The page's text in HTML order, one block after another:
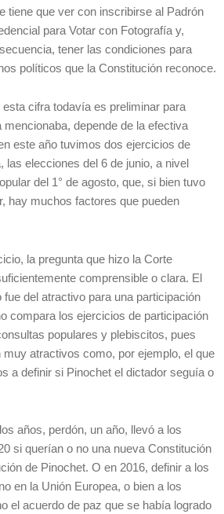
tiene que ver con inscribirse al Padrón
para Votar con Fotografía y,
tener las condiciones para
políticos que la Constitución reconoce.
cifra todavía es preliminar para
depende de la efectiva
este año tuvimos dos ejercicios de
las elecciones del 6 de junio, a nivel
del 1° de agosto, que, si bien tuvo
hay muchos factores que pueden
la pregunta que hizo la Corte
comprensible o clara. El
del atractivo para una participación
compara los ejercicios de participación
populares y plebiscitos, pues
muy atractivos como, por ejemplo, el que
a definir si Pinochet el dictador seguía o
años, perdón, un año, llevó a los
si querían o no una nueva Constitución
de Pinochet. O en 2016, definir a los
en la Unión Europea, o bien a los
el acuerdo de paz que se había logrado